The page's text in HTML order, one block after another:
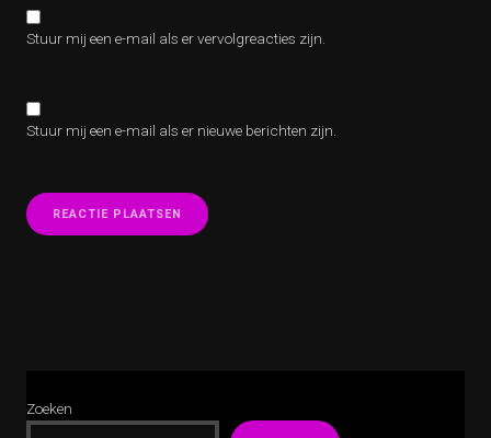
Stuur mij een e-mail als er vervolgreacties zijn.
Stuur mij een e-mail als er nieuwe berichten zijn.
Zoeken